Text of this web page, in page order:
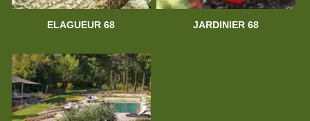
ELAGUEUR 68 JARDINIER 68